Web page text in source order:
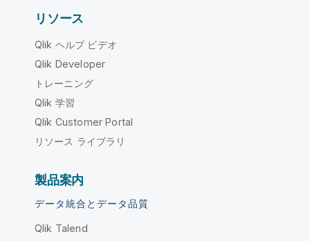
リソース
Qlik ヘルプ ビデオ
Qlik Developer
トレーニング
Qlik 学習
Qlik Customer Portal
リソース ライブラリ
製品案内
データ統合とデータ品質
Qlik Talend